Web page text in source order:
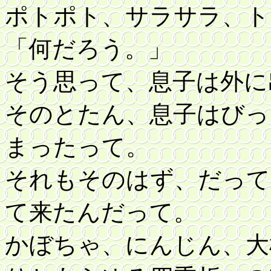
ポトポト、サラサラ、
「何だろう。」
そう思って、息子は外
そのとたん、息子はび
まったって。
それもそのはず、だっ
て来たんだって。
かぼちゃ、にんじん、